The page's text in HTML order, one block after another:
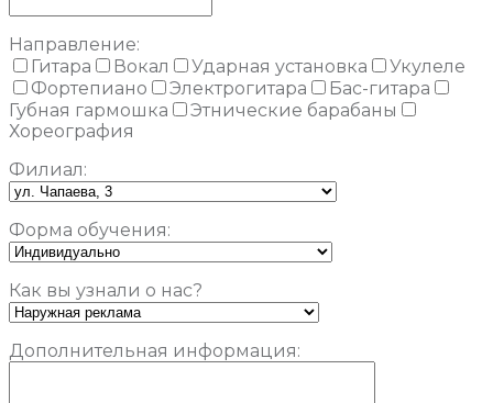
Направление:
Гитара
Вокал Ударная установка
Укулеле
Фортепиано
Электрогитара
Бас-гитара
Губная гармошка
Этнические барабаны
Хореография
Филиал:
Форма обучения:
Как вы узнали о нас?
Дополнительная информация: